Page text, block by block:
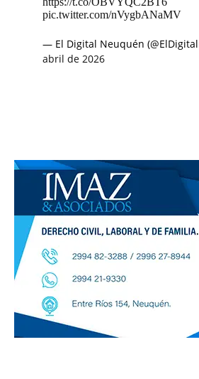
pic.twitter.com/nVygbANaMV
— El Digital Neuquén
abril de 2026